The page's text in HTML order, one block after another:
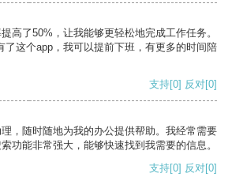
高了50%，让我能够更轻松地完成工作任务。
了这个app，我可以提前下班，有更多的时间陪
支持[0] 反对[0]
，随时随地为我的办公提供帮助。我经常需要
功能非常强大，能够快速找到我需要的信息。
支持[0] 反对[0]